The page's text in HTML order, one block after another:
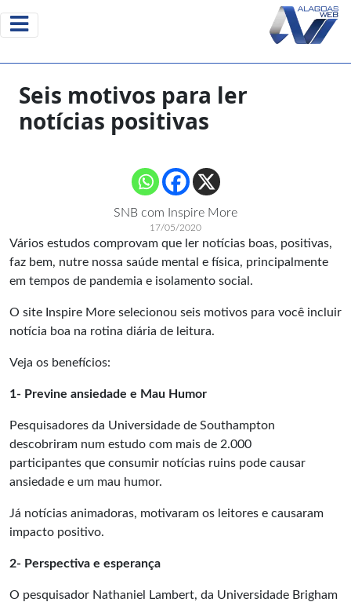
Seis motivos para ler
notícias positivas
SNB com Inspire More
17/05/2020
Vários estudos comprovam que ler notícias boas, positivas,
faz bem, nutre nossa saúde mental e física, principalmente
em tempos de pandemia e isolamento social.
O site Inspire More selecionou seis motivos para você incluir
notícia boa na rotina diária de leitura.
Veja os benefícios:
1- Previne ansiedade e Mau Humor
Pesquisadores da Universidade de Southampton
descobriram num estudo com mais de 2.000
participantes que consumir notícias ruins pode causar
ansiedade e um mau humor.
Já notícias animadoras, motivaram os leitores e causaram
impacto positivo.
2- Perspectiva e esperança
O pesquisador Nathaniel Lambert, da Universidade Brigham